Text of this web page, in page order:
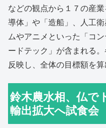
などの観点から１７の産
導体」や「造船」、人工
ムやアニメといった「コ
ードテック」が含まれる
反映し、全体の目標額を算
鈴木農水相、仏
輸出拡大へ試食会